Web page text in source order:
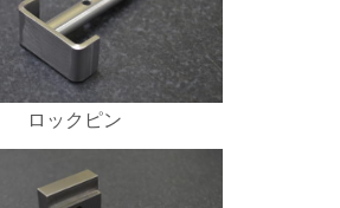
ロックピン